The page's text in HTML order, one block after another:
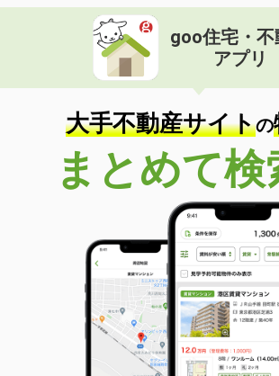
goo住宅・不
アプリ
大手不動産サイトの
まとめて検